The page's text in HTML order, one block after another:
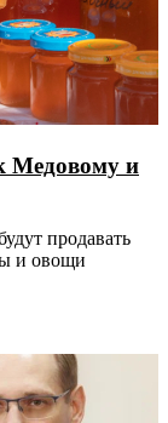
Медовому и
продавать
и овощи